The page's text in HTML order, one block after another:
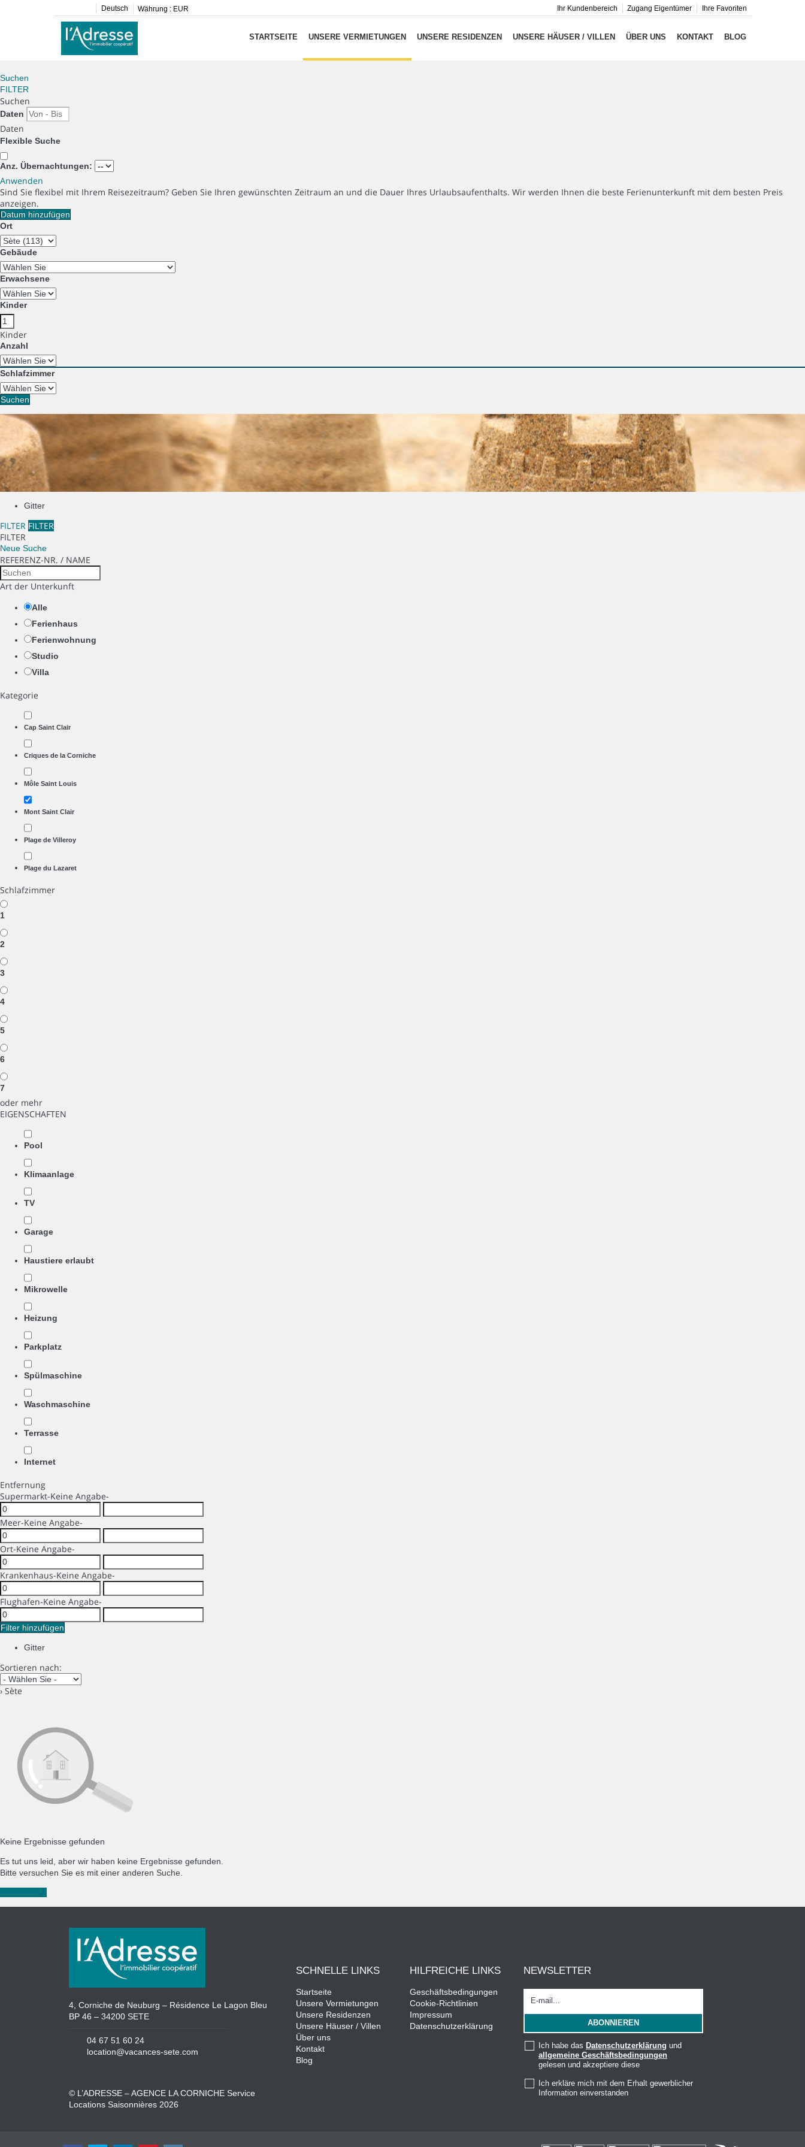
Deutsch Währung : EUR Ihre Favoriten
Zugang Eigentümer
Ihr Kundenbereich
STARTSEITE UNSERE VERMIETUNGEN UNSERE RESIDENZEN UNSERE HÄUSER / VILLEN ÜBER UNS KONTAKT BLOG
Suchen
FILTER
Suchen
Daten
Daten
Flexible Suche
Anz. Übernachtungen:
Anwenden
Sind Sie flexibel mit Ihrem Reisezeitraum? Geben Sie Ihren gewünschten Zeitraum an und die Dauer Ihres Urlaubsaufenthalts. Wir werden Ihnen die beste Ferienunterkunft mit dem besten Preis
anzeigen.
Datum hinzufügen
Ort
Gebäude
Erwachsene
Kinder
Kinder
Anzahl
Schlafzimmer
Suchen
Gitter
FILTER FILTER
FILTER
Neue Suche
REFERENZ-NR. / NAME
Art der Unterkunft
Alle
Ferienhaus
Ferienwohnung
Studio
Villa
Kategorie
Cap Saint Clair
Criques de la Corniche
Môle Saint Louis
Mont Saint Clair
Plage de Villeroy
Plage du Lazaret
Schlafzimmer
1
2
3
4
5
6
7
oder mehr
EIGENSCHAFTEN
Pool
Klimaanlage
TV
Garage
Haustiere erlaubt
Mikrowelle
Heizung
Parkplatz
Spülmaschine
Waschmaschine
Terrasse
Internet
Entfernung
Supermarkt-Keine Angabe-
Meer-Keine Angabe-
Ort-Keine Angabe-
Krankenhaus-Keine Angabe-
Flughafen-Keine Angabe-
Filter hinzufügen
Gitter
Sortieren nach:
› Sète
Keine Ergebnisse gefunden
Es tut uns leid, aber wir haben keine Ergebnisse gefunden.
Bitte versuchen Sie es mit einer anderen Suche.
4, Corniche de Neuburg – Résidence Le Lagon Bleu
BP 46 – 34200 SETE
04 67 51 60 24
location@vacances-sete.com
© L’ADRESSE – AGENCE LA CORNICHE Service
Locations Saisonnières 2026
SCHNELLE LINKS
Startseite
Unsere Vermietungen
Unsere Residenzen
Unsere Häuser / Villen
Über uns
Kontakt
Blog
HILFREICHE LINKS
Geschäftsbedingungen
Cookie-Richtlinien
Impressum
Datenschutzerklärung
NEWSLETTER
Ich habe das Datenschutzerklärung und
allgemeine Geschäftsbedingungen
gelesen und akzeptiere diese
Ich erkläre mich mit dem Erhalt gewerblicher
Information einverstanden